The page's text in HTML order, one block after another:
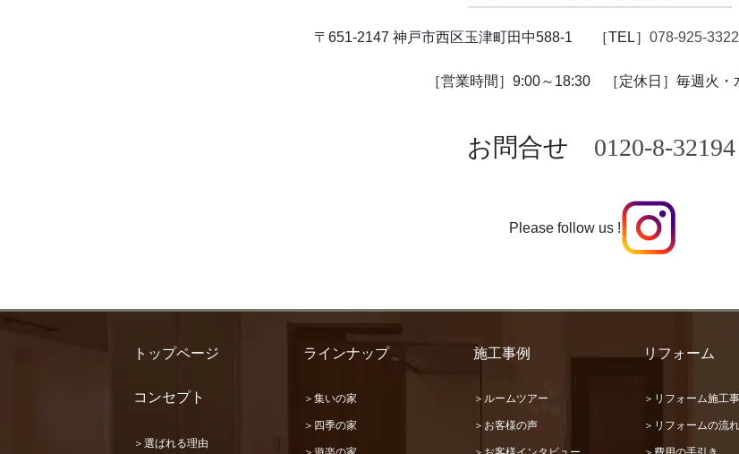
〒651-2147 神戸市西区玉津町田中588-1 ［TEL］ 078-925-3322
［営業時間］9:00～18:30 ［定休日］毎週火・
お問合せ 0120-8-32194
Please follow us !
トップページ
コンセプト
＞選ばれる理由
ラインナップ
＞集いの家
＞四季の家
施工事例
＞ルームツアー
＞お客様の声
リフォーム
＞リフォーム施工
＞リフォームの流れ